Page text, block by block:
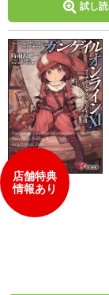
試し
店舗特典
情報あり